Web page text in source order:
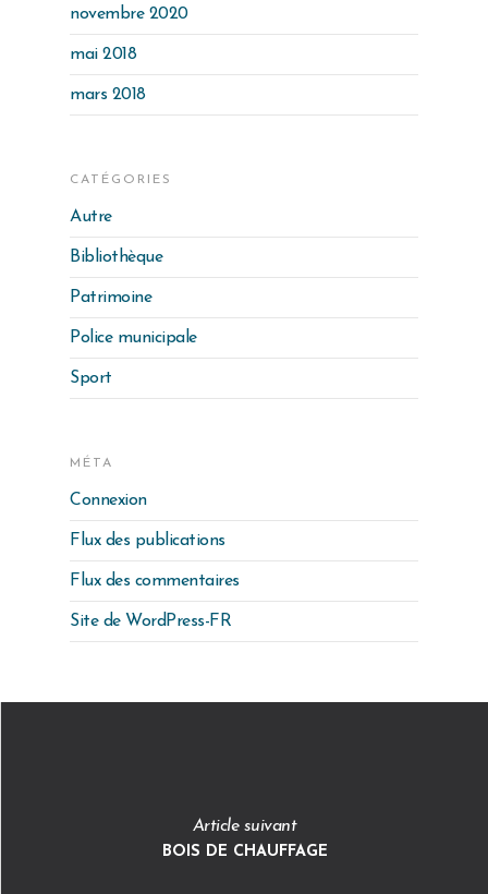
novembre 2020
mai 2018
mars 2018
CATÉGORIES
Autre
Bibliothèque
Patrimoine
Police municipale
Sport
MÉTA
Connexion
Flux des publications
Flux des commentaires
Site de WordPress-FR
Article suivant
BOIS DE CHAUFFAGE